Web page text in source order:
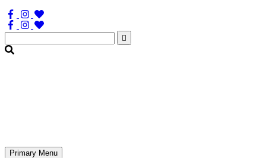
Søg
efter:
Primary Menu